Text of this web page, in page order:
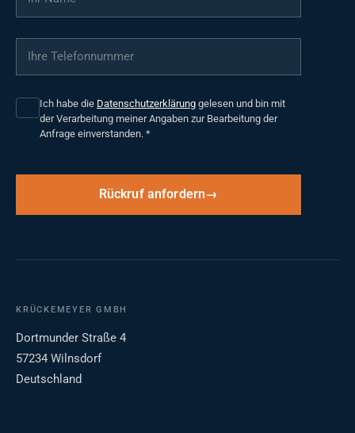
Ihre Telefonnummer
Ich habe die Datenschutzerklärung gelesen und bin mit
der Verarbeitung meiner Angaben zur Bearbeitung der
Anfrage einverstanden. *
Rückruf anfordern
KRÜCKEMEYER GMBH
Dortmunder Straße 4
57234 Wilnsdorf
Deutschland